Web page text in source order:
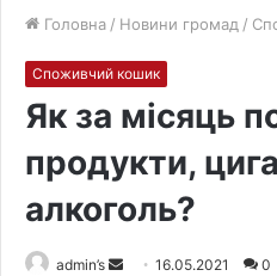
Головна / Новини громад /
Споживчий кошик
Як за місяць
продукти,
алкоголь?
admin’s 16.05.2021 0